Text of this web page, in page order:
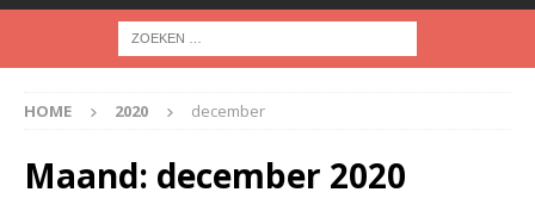
HOME 2020 december
Maand: december 2020